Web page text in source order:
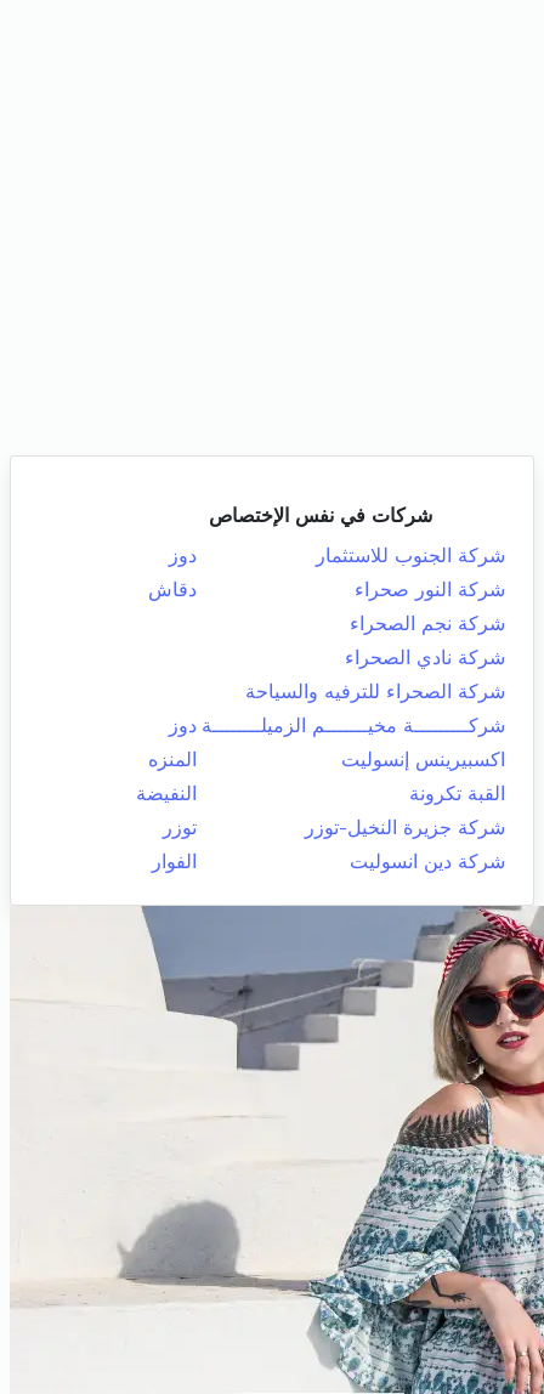
شركات في نفس الإختصاص
شركة الجنوب للاستثمار
دوز
شركة النور صحراء
دقاش
شركة نجم الصحراء
شركة نادي الصحراء
شركة الصحراء للترفيه والسياحة
شركـــــــــة مخيـــــــم الزميلــــــــة دوز
اكسبيرينس إنسوليت
المنزه
القبة تكرونة
النفيضة
شركة جزيرة النخيل-توزر
توزر
شركة دين انسوليت
الفوار